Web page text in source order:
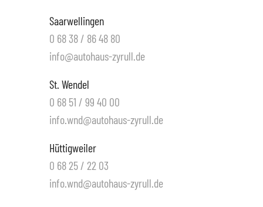
Saarwellingen
0 68 38 / 86 48 80
info@autohaus-zyrull.de
St. Wendel
0 68 51 / 99 40 00
info.wnd@autohaus-zyrull.de
Hüttigweiler
0 68 25 / 22 03
info.wnd@autohaus-zyrull.de